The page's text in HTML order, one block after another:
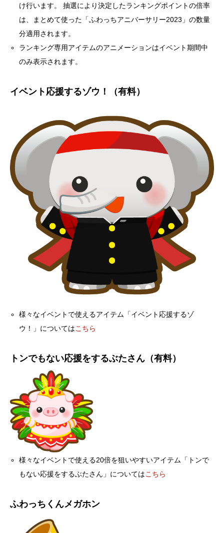
け行います。 抽選により決定したランキングポイントの倍率
は、まとめて使った「ふわっちアニバーサリー2023」の数量
分適用されます。
ランキング専用アイテムのアニメーションはイベント期間中
のみ表示されます。
イベント応援するゾウ！（有料）
様々なイベントで使えるアイテム「イベント応援するゾ
ウ！」についてはこちら
トンでもない応援をするぶたさん（有料）
様々なイベントで使える20倍を狙いやすいアイテム「トンで
もない応援をするぶたさん」についてはこちら
ふわっちくんメガホン